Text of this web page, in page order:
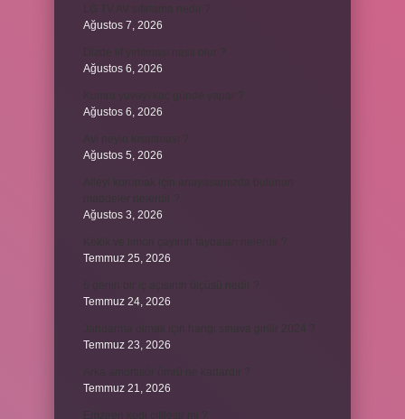
Ağustos 7, 2026
Ağustos 6, 2026
Ağustos 6, 2026
Ağustos 5, 2026
Ağustos 3, 2026
Temmuz 25, 2026
Temmuz 24, 2026
Temmuz 23, 2026
Temmuz 21, 2026